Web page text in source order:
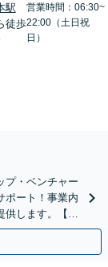
駅
徒歩
営業時間：06:30~
22:00（土日祝
日）
プ・ベンチャー
ポート！事業内
供します。【顧